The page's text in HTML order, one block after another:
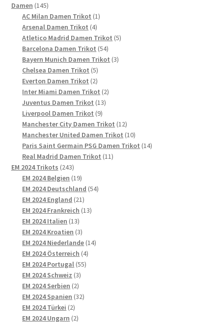
Damen 145145
Produkte
AC Milan Damen Trikot 11
Arsenal Damen Trikot 44
Produkte
Atletico Madrid Damen Trikot 55
Barcelona Damen Trikot 5454
Produkte
Bayern Munich Damen Trikot 33
Chelsea Damen Trikot 55
Produkte
Everton Damen Trikot 22
Produkte
Inter Miami Damen Trikot 22
Juventus Damen Trikot 1313
Liverpool Damen Trikot 99
Produkte
Manchester City Damen Trikot 1212
Produkte
Manchester United Damen Trikot 1010
Produkte
Paris Saint Germain PSG Damen Trikot 1414
Real Madrid Damen Trikot 1111
EM 2024 Trikots 243243
Produkte
EM 2024 Belgien 1919
Produkte
EM 2024 Deutschland 5454
EM 2024 England 2121
Produkte
EM 2024 Frankreich 1313
EM 2024 Italien 1313
Produkte
EM 2024 Kroatien 33
Produkte
EM 2024 Niederlande 1414
EM 2024 Österreich 44
EM 2024 Portugal 5555
EM 2024 Schweiz 33
EM 2024 Serbien 22
Produkte
EM 2024 Spanien 3232
EM 2024 Türkei 22
Produkte
EM 2024 Ungarn 22